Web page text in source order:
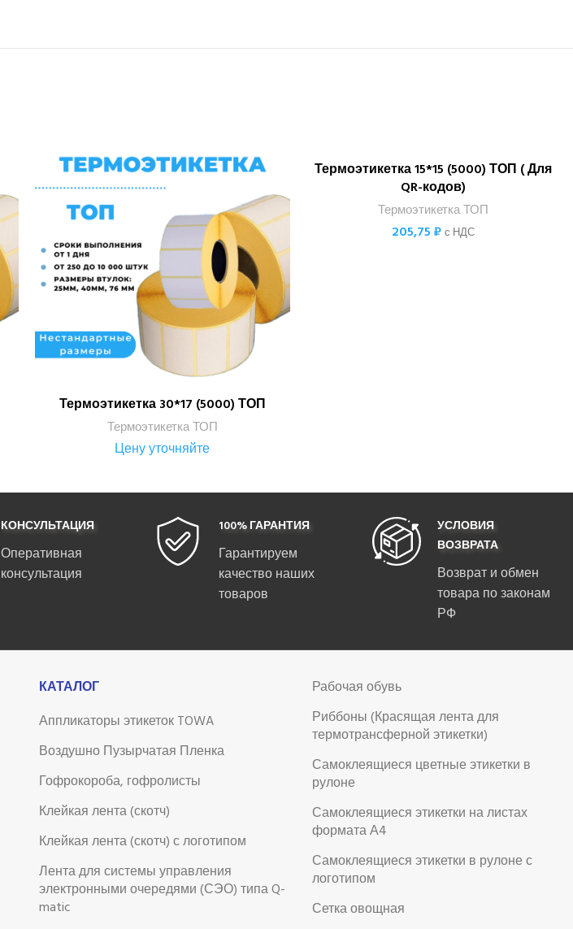
ПОДРОБНЕЕ
Термоэтикетка 30*17 (5000) ТОП
Термоэтикетка ТОП
Цену уточняйте
В КОРЗИНУ
Термоэтикетка 15*15 (5000) ТОП ( Для
QR-кодов)
Термоэтикетка ТОП
205,75₽ с НДС
КОНСУЛЬТАЦИЯ
Оперативная
консультация
100% ГАРАНТИЯ
Гарантируем
качество наших
товаров
УСЛОВИЯ
ВОЗВРАТА
Возврат и обмен
товара по законам
РФ
КАТАЛОГ
Аппликаторы этикеток TOWA
Воздушно Пузырчатая Пленка
Гофрокороба, гофролисты
Клейкая лента (скотч)
Клейкая лента (скотч) с логотипом
Лента для системы управления
электронными очередями (СЭО) типа Q-
matic
Рабочая обувь
Риббоны (Красящая лента для
термотрансферной этикетки)
Самоклеящиеся цветные этикетки в
рулоне
Самоклеящиеся этикетки на листах
формата А4
Самоклеящиеся этикетки в рулоне с
логотипом
Сетка овощная